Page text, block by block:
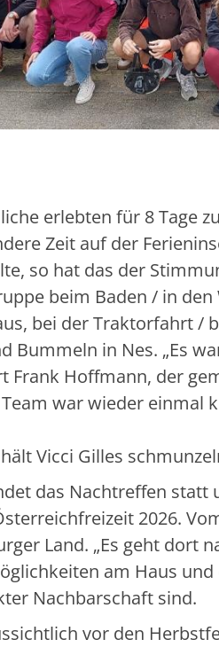
erlebten für 8 Tage
Zeit auf der
so hat das der
beim Baden / in
bei der Traktorfahrt /
Bummeln in Nes. „Es
Frank Hoffmann, der
war wieder einmal
Vicci Gilles
das Nachtreffen
2026.
Land. „Es geht dort
am Haus und
Nachbarschaft sind.
vor den